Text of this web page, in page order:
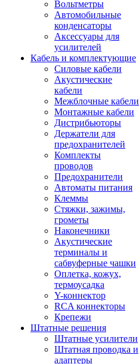
Вольтметры
Автомобильные
конденсаторы
Аксессуары для
усилителей
Кабель и комплектующие
Силовые кабели
Акустические
кабели
Межблочные кабели
Монтажные кабели
Дистрибьюторы
Держатели для
предохранителей
Комплекты
проводов
Предохранители
Автоматы питания
Клеммы
Стяжки, зажимы,
грометы
Наконечники
Акустические
терминалы и
сабвуферные чашки
Оплетка, кожух,
термоусадка
Y-коннектор
RCA коннекторы
Крепежи
Штатные решения
Штатные усилители
Штатная проводка и
адаптеры